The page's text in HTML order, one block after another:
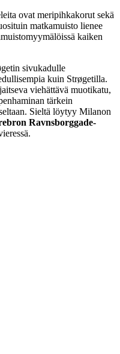
ovat meripihkakorut sekä
matkamuisto lienee
kaiken
sivukadulle
kuin Strøgetilla.
viehättävä muotikatu,
tärkein
Sieltä löytyy Milanon
Ravnsborggade-